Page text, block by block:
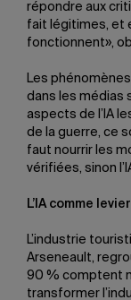
répondre aux
fait légitimes, et
fonctionnent»,
Les
dans les médias
aspects de l’IA
de la guerre, ce
faut nourrir les
vérifiées, sinon
L’IA comme
L’industrie
Arseneault,
90 % comptent
transformer